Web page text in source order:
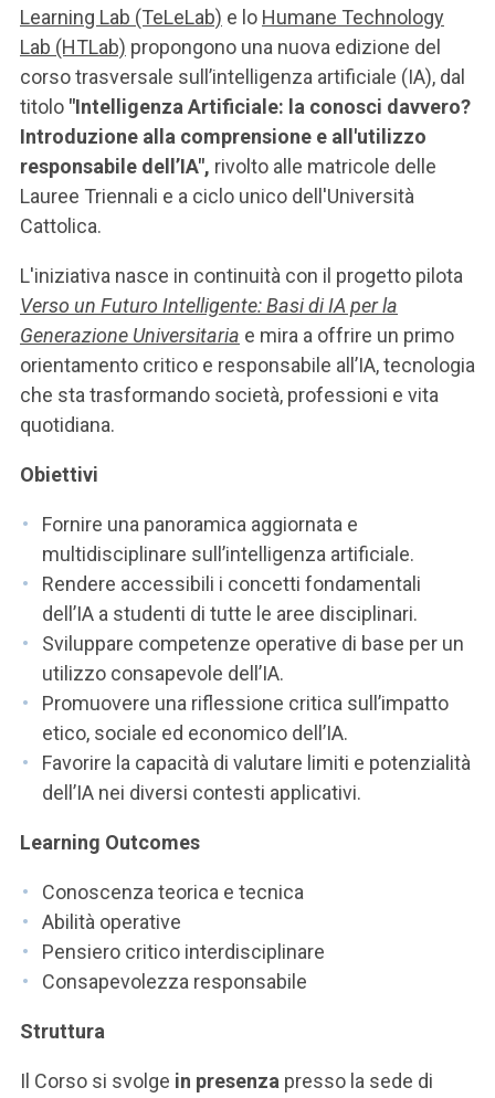
Learning Lab (TeLeLab) e lo Humane Technology
Lab (HTLab) propongono una nuova edizione del
corso trasversale sull’intelligenza artificiale (IA), dal
titolo "Intelligenza Artificiale: la conosci davvero?
Introduzione alla comprensione e all'utilizzo
responsabile dell’IA", rivolto alle matricole delle
Lauree Triennali e a ciclo unico dell'Università
Cattolica.
L'iniziativa nasce in continuità con il progetto pilota
Verso un Futuro Intelligente: Basi di IA per la
Generazione Universitaria e mira a offrire un primo
orientamento critico e responsabile all’IA, tecnologia
che sta trasformando società, professioni e vita
quotidiana.
Obiettivi
Fornire una panoramica aggiornata e
multidisciplinare sull’intelligenza artificiale.
Rendere accessibili i concetti fondamentali
dell’IA a studenti di tutte le aree disciplinari.
Sviluppare competenze operative di base per un
utilizzo consapevole dell’IA.
Promuovere una riflessione critica sull’impatto
etico, sociale ed economico dell’IA.
Favorire la capacità di valutare limiti e potenzialità
dell’IA nei diversi contesti applicativi.
Learning Outcomes
Conoscenza teorica e tecnica
Abilità operative
Pensiero critico interdisciplinare
Consapevolezza responsabile
Struttura
Il Corso si svolge in presenza presso la sede di